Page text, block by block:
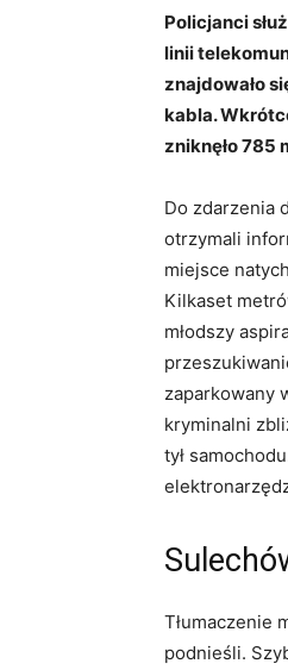
Policjanci
linii
znajdowało
kabla.
zniknęło 785
Do zdarzenia
otrzymali
miejsce
Kilkaset
młodszy
zaparkowany
kryminalni
tył
Tłumaczenie
podnieśli.